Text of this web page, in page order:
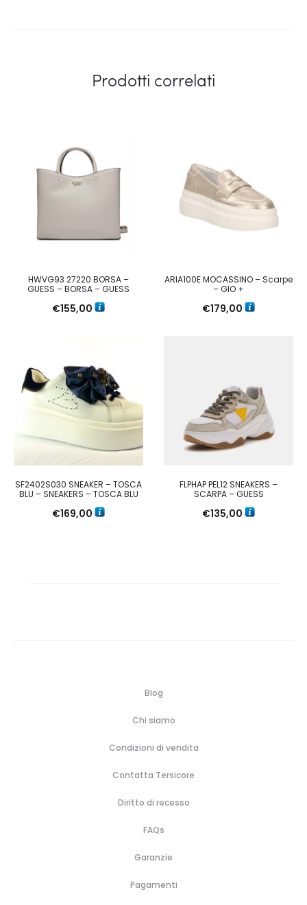
Prodotti correlati
HWVG93 27220 BORSA –
GUESS – BORSA – GUESS
€155,00
ARIA100E MOCASSINO – Scarpe
– GIO +
€179,00
SF2402S030 SNEAKER – TOSCA
BLU – SNEAKERS – TOSCA BLU
€169,00
FLPHAP PEL12 SNEAKERS –
SCARPA – GUESS
€135,00
Blog
Chi siamo
Condizioni di vendita
Contatta Tersicore
Diritto di recesso
FAQs
Garanzie
Pagamenti